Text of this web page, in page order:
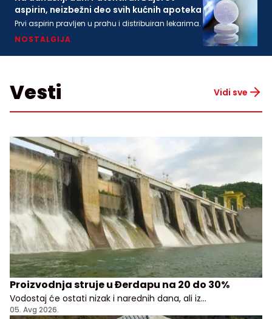
aspirin, neizbežni deo svih kućnih apoteka
Prvi aspirin pravljen u prahu i distribuiran lekarima.
NOSTALGIJA
Vesti Vidi sve
Proizvodnja struje u Đerdapu na 20 do 30%
Vodostaj će ostati nizak i narednih dana, ali iz
Elektroprivrede Srbije uveravaju da građani i privreda
05. Avg 2026.